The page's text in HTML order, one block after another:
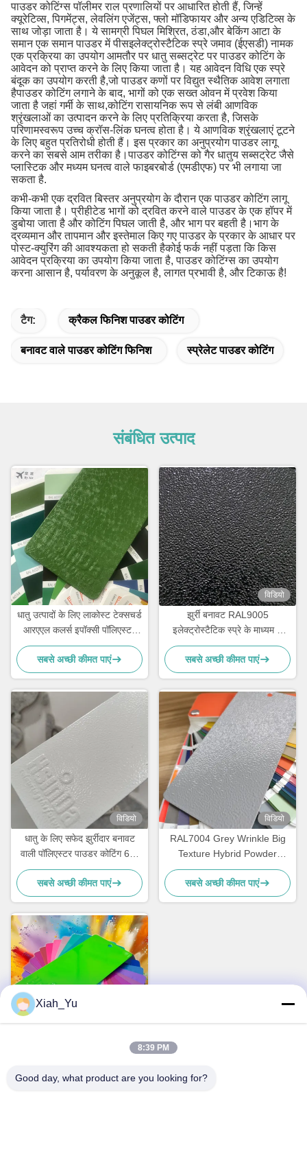
पाउडर कोटिंग्स पॉलीमर राल प्रणालियों पर आधारित होती हैं, जिन्हें
क्यूरेटिव्स, पिगमेंट्स, लेवलिंग एजेंट्स, फ्लो मॉडिफायर और अन्य एडिटिव्स के
साथ जोड़ा जाता है। ये सामग्री पिघल मिश्रित, ठंडा,और बेकिंग आटा के
समान एक समान पाउडर में पीसइलेक्ट्रोस्टैटिक स्प्रे जमाव (ईएसडी) नामक
एक प्रक्रिया का उपयोग आमतौर पर धातु सब्सट्रेट पर पाउडर कोटिंग के
आवेदन को प्राप्त करने के लिए किया जाता है। यह आवेदन विधि एक स्प्रे
बंदूक का उपयोग करती है,जो पाउडर कणों पर विद्युत स्थैतिक आवेश लगाता
हैपाउडर कोटिंग लगाने के बाद, भागों को एक सख्त ओवन में प्रवेश किया
जाता है जहां गर्मी के साथ,कोटिंग रासायनिक रूप से लंबी आणविक
श्रृंखलाओं का उत्पादन करने के लिए प्रतिक्रिया करता है, जिसके
परिणामस्वरूप उच्च क्रॉस-लिंक घनत्व होता है। ये आणविक श्रृंखलाएं टूटने
के लिए बहुत प्रतिरोधी होती हैं। इस प्रकार का अनुप्रयोग पाउडर लागू
करने का सबसे आम तरीका है।पाउडर कोटिंग्स को गैर धातुय सब्सट्रेट जैसे
प्लास्टिक और मध्यम घनत्व वाले फाइबरबोर्ड (एमडीएफ) पर भी लगाया जा
सकता है.
कभी-कभी एक द्रवित बिस्तर अनुप्रयोग के दौरान एक पाउडर कोटिंग लागू
किया जाता है। प्रीहीटेड भागों को द्रवित करने वाले पाउडर के एक हॉपर में
डुबोया जाता है और कोटिंग पिघल जाती है, और भाग पर बहती है।भाग के
द्रव्यमान और तापमान और इस्तेमाल किए गए पाउडर के प्रकार के आधार पर
पोस्ट-क्युरिंग की आवश्यकता हो सकती हैकोई फर्क नहीं पड़ता कि किस
आवेदन प्रक्रिया का उपयोग किया जाता है, पाउडर कोटिंग्स का उपयोग
करना आसान है, पर्यावरण के अनुकूल है, लागत प्रभावी है, और टिकाऊ है!
टैग: क्रैकल फिनिश पाउडर कोटिंग
बनावट वाले पाउडर कोटिंग फिनिश स्प्रेलेट पाउडर कोटिंग
संबंधित उत्पाद
धातु उत्पादों के लिए लाकोस्ट टेक्सचर्ड
आरएएल कलर्स इपॉक्सी पॉलिएस्टर
पाउडर कोटिंग
सबसे अच्छी कीमत पाएं
विडियो
झुर्री बनावट RAL9005
इलेक्ट्रोस्टैटिक स्प्रे के माध्यम से
इलेक्ट्रिकल कैबिनेट के लिए मोयर
पाउडर कोटिंग
सबसे अच्छी कीमत पाएं
विडियो
धातु के लिए सफेद झुर्रीदार बनावट
वाली पॉलिएस्टर पाउडर कोटिंग 60-
80um
सबसे अच्छी कीमत पाएं
विडियो
RAL7004 Grey Wrinkle Big
Texture Hybrid Powder
Coating Paint for metal
coating
सबसे अच्छी कीमत पाएं
विडियो
के साथ इपॉक्सी पाउडर कोटिंग
Xiah_Yu
8:39 PM
Good day, what product are you looking for?